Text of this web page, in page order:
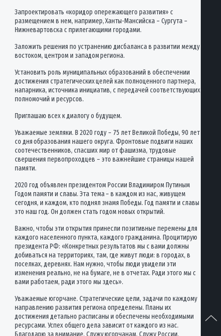
Запроектировать «коридор опережающего развития» с
размещением в нем, например, Ханты-Мансийска – Сургута –
Нижневартовска с прилегающими городами.
Заложить решения по устранению дисбаланса в развитии между
востоком, центром и западом региона.
Установить роль муниципальных образований в обеспечении
достижения стратегических целей как полноценного партнера,
напарника, источника инициатив, с передачей соответствующих
полномочий и ресурсов.
Приглашаю всех к диалогу о будущем.
Уважаемые земляки. В 2020 году – 75 лет Великой Победы, 90 лет
со дня образования нашего округа. Фронтовые подвиги наших
соотечественников, спасших мир от фашизма, трудовые
свершения первопроходцев – это важнейшие страницы нашей
памяти.
2020 год объявлен президентом России Владимиром Путиным
Годом памяти и славы. Эта тема – в каждом из нас, живущем
сегодня, и каждом, кто поднял знамя Победы. Год памяти и славы –
это наш год. Он должен стать годом новых открытий.
Важно, чтобы эти открытия принесли позитивные перемены для
каждого населенного пункта, каждого гражданина. Процитирую
президента РФ: «Конкретных результатов мы с вами должны
добиваться на территориях, там, где живут люди: в городах, в
поселках, деревнях. Нам нужно, чтобы люди увидели эти
изменения реально, не на бумаге, не в отчетах. Ради этого мы с
вами работаем, ради этого мы здесь».
Уважаемые югорчане. Стратегические цели, задачи по каждому
направлению развития региона определены. Планы их
достижения детально расписаны и обеспечены необходимыми
ресурсами. Успех общего дела зависит от каждого из нас.
Благодарю за внимание. Служу югорчанам. Служу России.